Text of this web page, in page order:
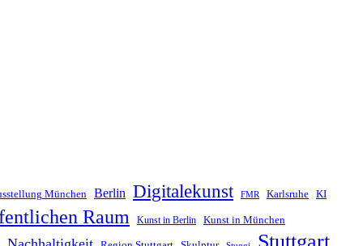
München Berlin Digitalekunst FMR Karlsruhe KI
Raum Kunst in Berlin Kunst in München